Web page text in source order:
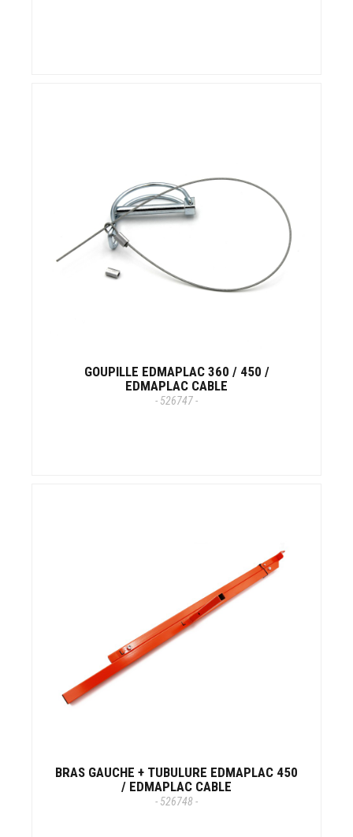
GOUPILLE EDMAPLAC 360 / 450 /
EDMAPLAC CABLE
- 526747 -
BRAS GAUCHE + TUBULURE EDMAPLAC 450
/ EDMAPLAC CABLE
- 526748 -